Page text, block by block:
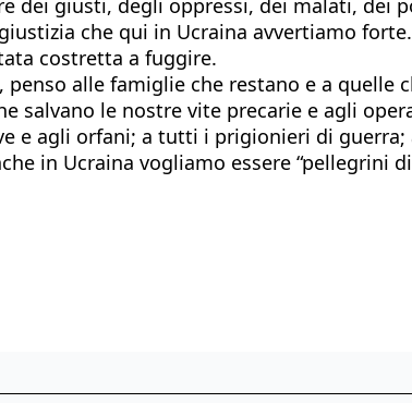
giusti, degli oppressi, dei malati, dei
che qui in Ucraina avvertiamo
costretta a fuggire.
alle famiglie che restano e a quelle
salvano le nostre vite precarie e agli
e agli orfani; a tutti i prigionieri di
in Ucraina vogliamo essere “pellegrini di